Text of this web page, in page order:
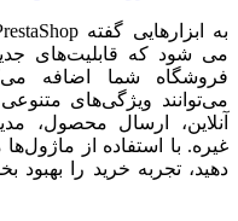
می شود که قابلیت‌های
فروشگاه شما اضافه
می‌توانند ویژگی‌های
آنلاین، ارسال محصول،
غیره. با استفاده از
دهید، تجربه خرید را بهبود